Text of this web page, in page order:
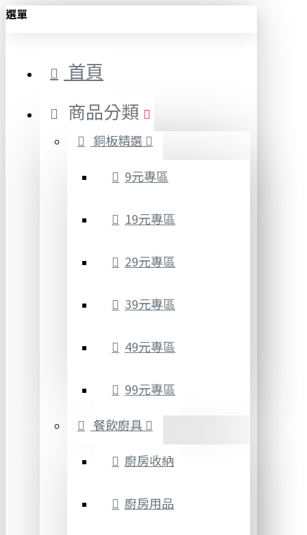
選單
首頁
商品分類
銅板精選
9元專區
19元專區
29元專區
39元專區
49元專區
99元專區
餐飲廚具
廚房收納
廚房用品